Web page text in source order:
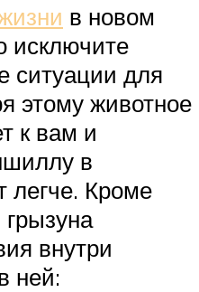
в новом
исключите
ситуации для
этому животное
к вам и
в
легче. Кроме
грызуна
внутри
ней: